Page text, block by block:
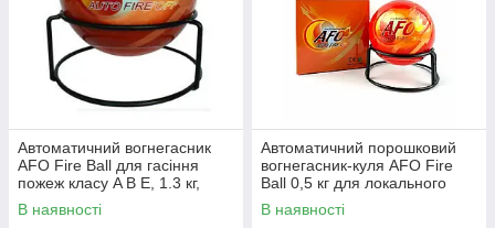
Автоматичний вогнегасник
AFO Fire Ball для гасіння
пожеж класу A B E, 1.3 кг,
діаметр 175 мм, робоча
температура від -40 до +85°C
В наявності
Автоматичний порошковий
вогнегасник-куля AFO Fire
Ball 0,5 кг для локального
захисту
В наявності